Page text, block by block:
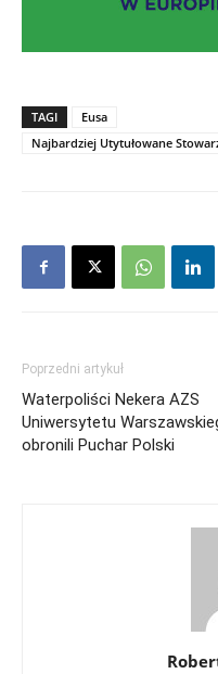
TAGI
Eusa
Najbardziej Utytułowane
Poprzedni artykuł
Waterpoliści Nekera AZS
Uniwersytetu
obronili Puchar Polski